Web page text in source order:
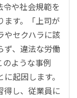
令や社会規範を
ます。「上司が
やセクハラに該
ず、違法な労働
ような事例
起因します。
得し、従業員に